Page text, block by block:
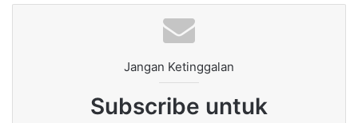
Jangan Ketinggalan
Subscribe untuk